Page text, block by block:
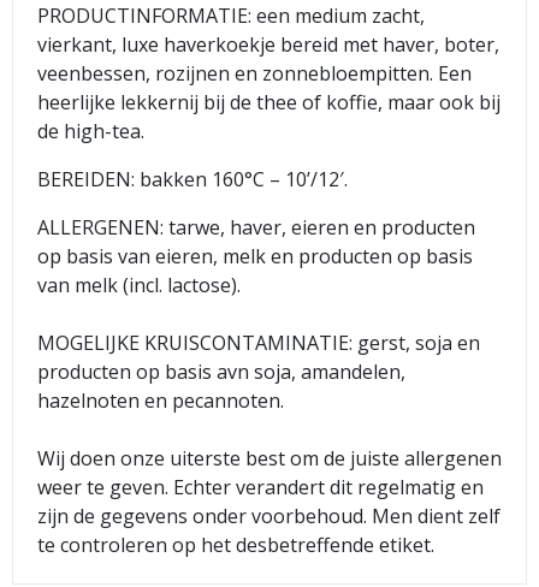
PRODUCTINFORMATIE: een medium zacht,
vierkant, luxe haverkoekje bereid met haver, boter,
veenbessen, rozijnen en zonnebloempitten. Een
heerlijke lekkernij bij de thee of koffie, maar ook bij
de high-tea.
BEREIDEN: bakken 160°C – 10’/12′.
ALLERGENEN: tarwe, haver, eieren en producten
op basis van eieren, melk en producten op basis
van melk (incl. lactose).
MOGELIJKE KRUISCONTAMINATIE: gerst, soja en
producten op basis avn soja, amandelen,
hazelnoten en pecannoten.
Wij doen onze uiterste best om de juiste allergenen
weer te geven. Echter verandert dit regelmatig en
zijn de gegevens onder voorbehoud. Men dient zelf
te controleren op het desbetreffende etiket.